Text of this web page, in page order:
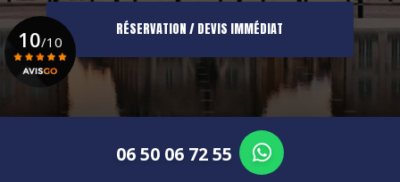
RÉSERVATION / DEVIS IMMÉDIAT
06 50 06 72 55
10/10